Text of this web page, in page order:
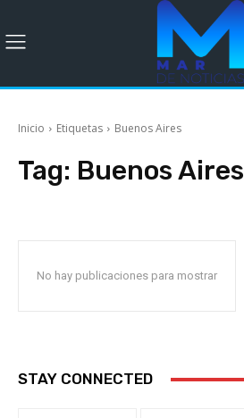
Inicio Etiquetas Buenos Aires
Tag: Buenos Aires
No hay publicaciones para mostrar
STAY CONNECTED